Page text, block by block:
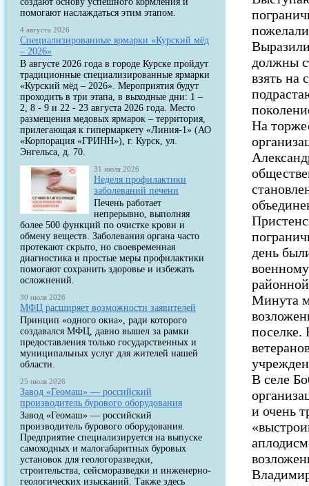
помогают наслаждаться этим этапом.
4 августа 2026
Специализированные ярмарки «Курский мёд
– 2026»
В августе 2026 года в городе Курске пройдут
традиционные специализированные ярмарки
«Курский мёд – 2026». Мероприятия будут
проходить в три этапа, в выходные дни: 1 –
2, 8 - 9 и 22 - 23 августа 2026 года. Место
размещения медовых ярмарок – территория,
прилегающая к гипермаркету «Линия-1» (АО
«Корпорация «ГРИНН»), г. Курск, ул.
Энгельса, д. 70.
31 июля 2026
Неделя профилактики
заболеваний печени
Печень работает
непрерывно, выполняя
более 500 функций по очистке крови и
обмену веществ. Заболевания органа часто
протекают скрыто, но своевременная
диагностика и простые меры профилактики
помогают сохранить здоровье и избежать
осложнений.
30 июля 2026
МФЦ расширяет возможности заявителей
Принцип «одного окна», ради которого
создавался МФЦ, давно вышел за рамки
предоставления только государственных и
муниципальных услуг для жителей нашей
области.
25 июля 2026
Завод «Геомаш» — российский
производитель бурового оборудования
Завод «Геомаш» — российский
производитель бурового оборудования.
Предприятие специализируется на выпуске
самоходных и малогабаритных буровых
установок для геологоразведки,
строительства, сейсморазведки и инженерно-
геологических изысканий. Также здесь
должны
взять на
На
день
Минута
поселке.
В селе
и очень